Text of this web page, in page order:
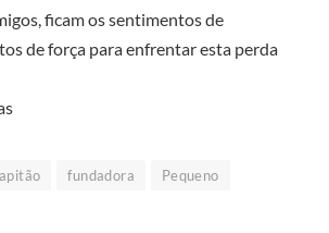
ficam os sentimentos de
de força para enfrentar esta perda
fundadora Pequeno